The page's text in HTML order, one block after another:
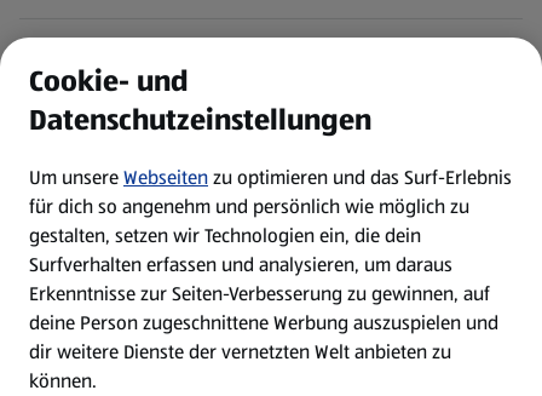
Newsletter
WhatsApp
Über ALDI SÜD
Filialen
Cookie- und
Datenschutzeinstellungen
Um unsereWebseitenzu optimieren und das Surf-Erlebnis
für dich so angenehm und persönlich wie möglich zu
gestalten, setzen wir Technologien ein, die dein
Surfverhalten erfassen und analysieren, um daraus
Erkenntnisse zur Seiten-Verbesserung zu gewinnen, auf
deine Person zugeschnittene Werbung auszuspielen und
dir weitere Dienste der vernetzten Welt anbieten zu
können.